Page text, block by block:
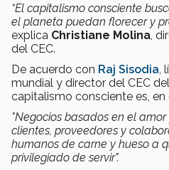
“El capitalismo consciente
el planeta puedan florecer y
explica Christiane Molina ,
del CEC.
De acuerdo con Raj Sisodia
mundial y director del CEC
capitalismo consciente es, en
"Negocios basados en el
clientes, proveedores y
humanos de carne y hueso a
privilegiado de servir".